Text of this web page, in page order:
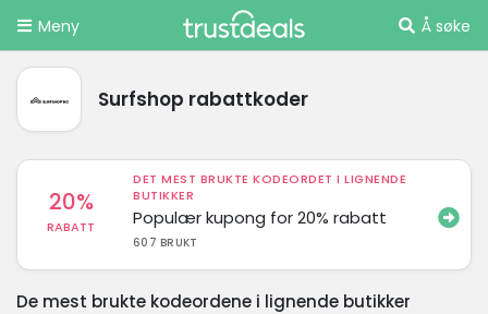
Meny Å søke
Surfshop rabattkoder
20%
RABATT
DET MEST BRUKTE KODEORDET I LIGNENDE
BUTIKKER
Populær kupong for 20% rabatt
607 BRUKT
De mest brukte kodeordene i lignende butikker